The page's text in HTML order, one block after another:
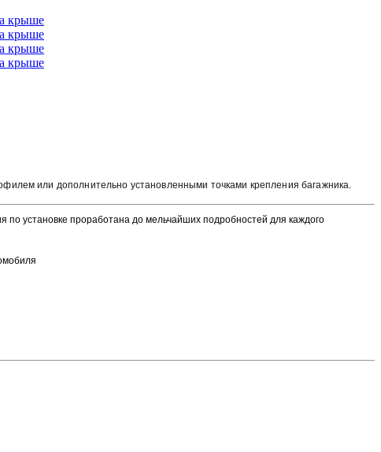
или дополнительно установленными точками крепления багажника.
по установке проработана до мельчайших подробностей для каждого